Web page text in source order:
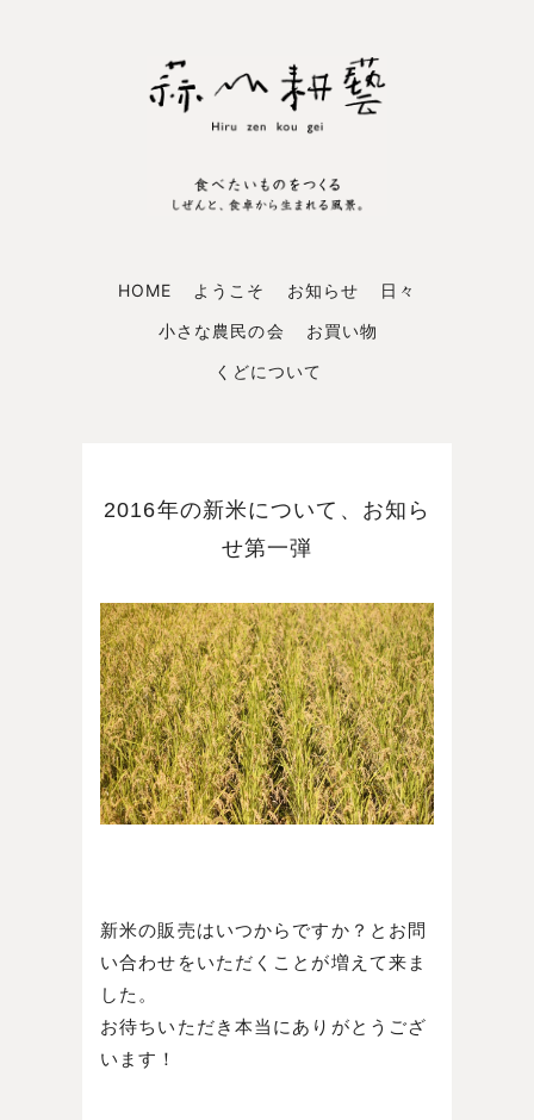
HOME ようこそ お知らせ
日々
小さな農民の会
お買い物
くどについて
2016年の新米について、お知ら
せ第一弾
新米の販売はいつからですか？とお問
い合わせをいただくことが増えて来ま
した。
お待ちいただき本当にありがとうござ
います！